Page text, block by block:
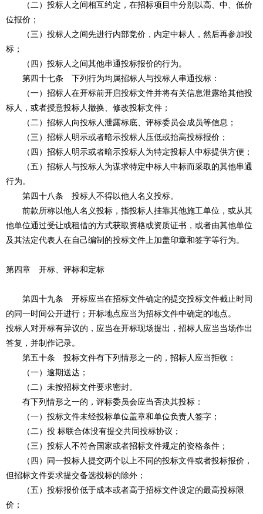
（二）投标人之间相互约定，在招标项目中分别以高、中、低价
位报价；
（三）投标人之间先进行内部竞价，内定中标人，然后再参加投
标；
（四）投标人之间其他串通投标报价的行为。
第四十七条 下列行为均属招标人与投标人串通投标：
（一）招标人在开标前开启投标文件并将有关信息泄露给其他投
标人，或者授意投标人撤换、修改投标文件；
（二）招标人向投标人泄露标底、评标委员会成员等信息；
（三）招标人明示或者暗示投标人压低或抬高投标报价；
（四）招标人明示或者暗示投标人为特定投标人中标提供方便；
（五）招标人与投标人为谋求特定中标人中标而采取的其他串通
行为。
第四十八条 投标人不得以他人名义投标。
前款所称以他人名义投标，指投标人挂靠其他施工单位，或从其
他单位通过受让或租借的方式获取资格或资质证书，或者由其他单位
及其法定代表人在自己编制的投标文件上加盖印章和签字等行为。
第四章 开标、评标和定标
第四十九条 开标应当在招标文件确定的提交投标文件截止时间
的同一时间公开进行；开标地点应当为招标文件中确定的地点。
投标人对开标有异议的，应当在开标现场提出，招标人应当当场作出
答复，并制作记录。
第五十条 投标文件有下列情形之一的，招标人应当拒收：
（一）逾期送达；
（二）未按招标文件要求密封。
有下列情形之一的，评标委员会应当否决其投标：
（一）投标文件未经投标单位盖章和单位负责人签字；
（二）投 标联合体没有提交共同投标协议；
（三）投标人不符合国家或者招标文件规定的资格条件；
（四）同一投标人提交两个以上不同的投标文件或者投标报价，
但招标文件要求提交备选投标的除外；
（五）投标报价低于成本或者高于招标文件设定的最高投标限
价；